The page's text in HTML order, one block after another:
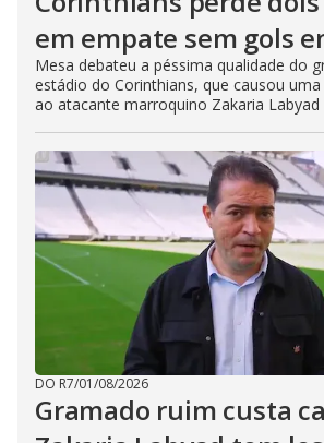
em empate sem gols
Mesa debateu a péssima qualidade do
estádio do Corinthians, que causou
ao atacante marroquino Zakaria Labyad
DO R7/01/08/2026
Gramado ruim custa